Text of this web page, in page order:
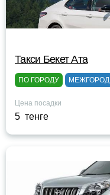
Такси Бекет Ата
ПО ГОРОДУ МЕЖГОРОД
Цена посадки
5 тенге